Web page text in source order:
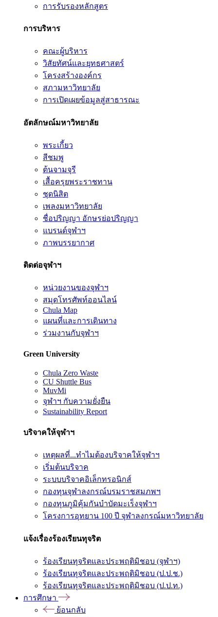
การรับรองหลักสูตร
การบริหาร
คณะผู้บริหาร
วิสัยทัศน์และยุทธศาสตร์
โครงสร้างองค์กร
สภามหาวิทยาลัย
การเปิดเผยข้อมูลสู่สาธารณะ
อัตลักษณ์มหาวิทยาลัย
พระเกี้ยว
สีชมพู
ต้นจามจุรี
เสื้อครุยพระราชทาน
ชุดนิสิต
เพลงมหาวิทยาลัย
ชื่อปริญญา อักษรย่อปริญญา
แบรนด์จุฬาฯ
ภาพบรรยากาศ
ติดต่อจุฬาฯ
หน่วยงานของจุฬาฯ
สมุดโทรศัพท์ออนไลน์
Chula Map
แผนที่และการเดินทาง
ร่วมงานกับจุฬาฯ
Green University
Chula Zero Waste
CU Shuttle Bus
MuvMi
จุฬาฯ กับความยั่งยืน
Sustainability Report
บริจาคให้จุฬาฯ
เหตุผลที่...ทำไมต้องบริจาคให้จุฬาฯ
เริ่มต้นบริจาค
ระบบบริจาคอิเล็กทรอนิกส์
กองทุนจุฬาลงกรณ์บรมราชสมภพฯ
กองทุนภูมิคุ้มกันบำบัดมะเร็งจุฬาฯ
โครงการอุทยาน 100 ปี จุฬาลงกรณ์มหาวิทยาลัย
แจ้งเรื่องร้องเรียนทุจริต
ร้องเรียนทุจริตและประพฤติมิชอบ (จุฬาฯ)
ร้องเรียนทุจริตและประพฤติมิชอบ (ป.ป.ช.)
ร้องเรียนทุจริตและประพฤติมิชอบ (ป.ป.ท.)
การศึกษา
ย้อนกลับ